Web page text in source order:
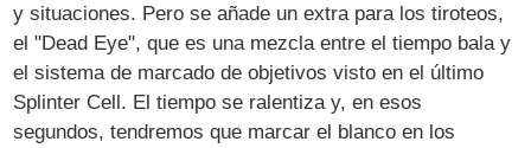
y situaciones. Pero se añade un extra para los tiroteos,
el "Dead Eye", que es una mezcla entre el tiempo bala y
el sistema de marcado de objetivos visto en el último
Splinter Cell. El tiempo se ralentiza y, en esos
segundos, tendremos que marcar el blanco en los